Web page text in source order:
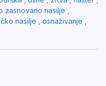
zasnovano nasilje
nasilje osnaživanje